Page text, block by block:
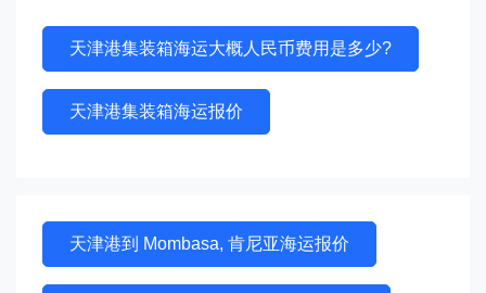
天津港集装箱海运大概人民币费用是多少?
天津港集装箱海运报价
天津港到 Mombasa, 肯尼亚海运报价